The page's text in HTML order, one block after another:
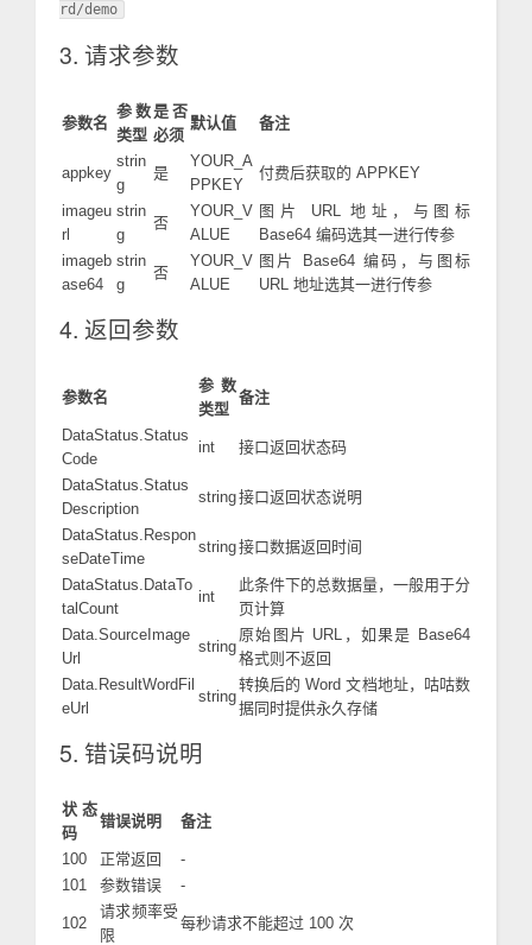
rd/demo
3. 请求参数
参数名
参数
类型
是否
必须
默认值 备注
appkey
strin
g
是
YOUR_A
PPKEY
付费后获取的 APPKEY
imageu
rl
strin
g
否
YOUR_V
ALUE
图片 URL 地址，与图标
Base64 编码选其一进行传参
imageb
ase64
strin
g
否
YOUR_V
ALUE
图片 Base64 编码，与图标
URL 地址选其一进行传参
4. 返回参数
参数名
参数
类型
备注
DataStatus.Status
Code
int 接口返回状态码
DataStatus.Status
Description
string接口返回状态说明
DataStatus.Respon
seDateTime
string接口数据返回时间
DataStatus.DataTo
talCount
int
此条件下的总数据量，一般用于分
页计算
Data.SourceImage
Url
string
原始图片 URL，如果是 Base64
格式则不返回
Data.ResultWordFil
eUrl
string
转换后的 Word 文档地址，咕咕数
据同时提供永久存储
5. 错误码说明
状态
码
错误说明 备注
100 正常返回
-
101
参数错误 -
102
请求频率受
限
每秒请求不能超过 100 次